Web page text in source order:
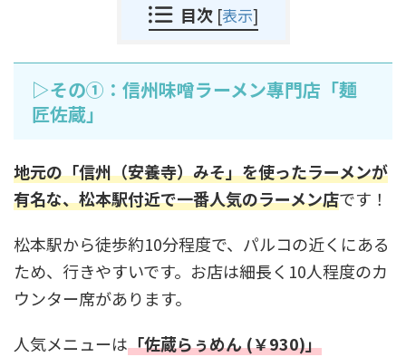
目次 [表示]
▷その①：信州味噌ラーメン專門店「麺
匠佐蔵」
地元の「信州（安養寺）みそ」を使ったラーメンが
有名な、松本駅付近で一番人気のラーメン店です！
松本駅から徒歩約10分程度で、パルコの近くにある
ため、行きやすいです。お店は細長く10人程度のカ
ウンター席があります。
人気メニューは「佐蔵らぅめん (￥930)」